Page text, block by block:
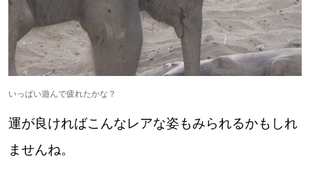
明日への”きっかけ”WEBマガジン
いっぱい遊んで疲れたかな？
運が良ければこんなレアな姿もみられるかもしれ
ませんね。